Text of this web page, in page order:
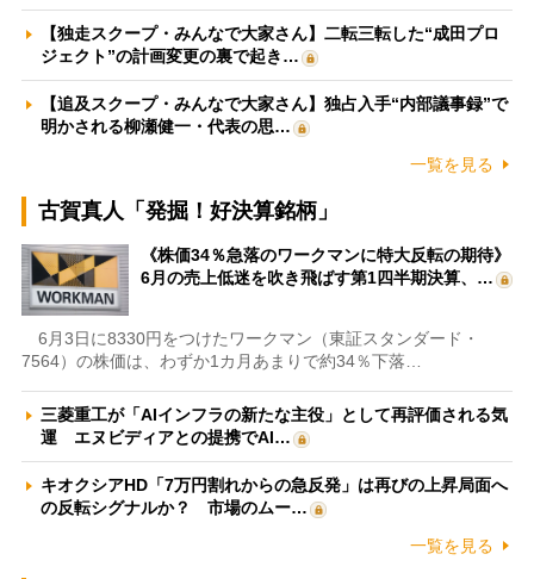
【独走スクープ・みんなで大家さん】二転三転した“成田プロ
ジェクト”の計画変更の裏で起き…
【追及スクープ・みんなで大家さん】独占入手“内部議事録”で
明かされる柳瀬健一・代表の思…
一覧を見る
古賀真人「発掘！好決算銘柄」
《株価34％急落のワークマンに特大反転の期待》
6月の売上低迷を吹き飛ばす第1四半期決算、…
6月3日に8330円をつけたワークマン（東証スタンダード・
7564）の株価は、わずか1カ月あまりで約34％下落…
三菱重工が「AIインフラの新たな主役」として再評価される気
運 エヌビディアとの提携でAI…
キオクシアHD「7万円割れからの急反発」は再びの上昇局面へ
の反転シグナルか？ 市場のムー…
一覧を見る